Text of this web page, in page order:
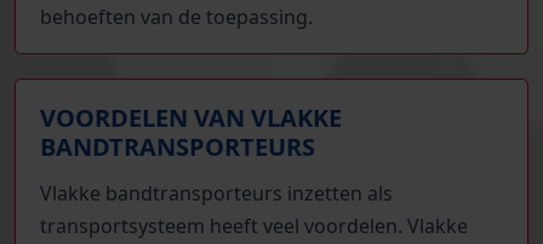
behoeften van de toepassing.
VOORDELEN VAN VLAKKE
BANDTRANSPORTEURS
Vlakke bandtransporteurs inzetten als
transportsysteem heeft veel voordelen. Vlakke